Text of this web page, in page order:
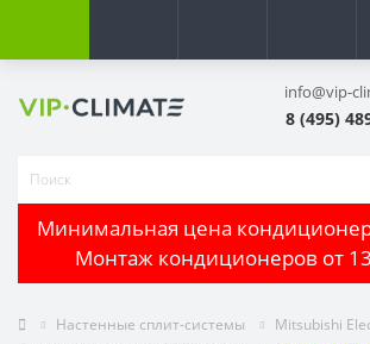
info@vip-
8 (495)
Минимальная цена
Монтаж кондиционеров от
Настенные сплит-системы Mitsubishi